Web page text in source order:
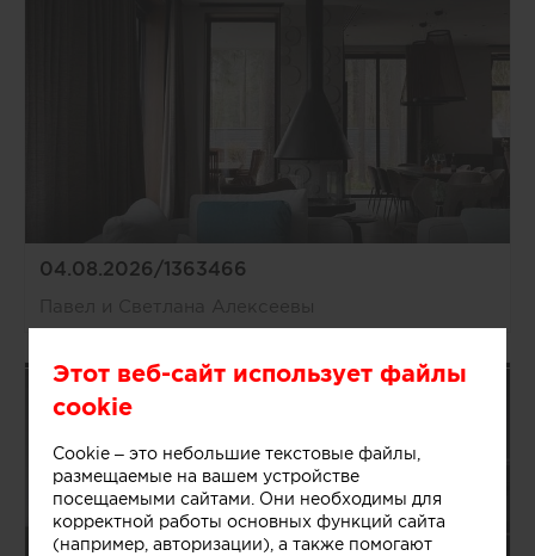
04.08.2026/1363466
Этот веб-сайт использует файлы
cookie
Cookie – это небольшие текстовые файлы,
размещаемые на вашем устройстве
посещаемыми сайтами. Они необходимы для
корректной работы основных функций сайта
(например, авторизации), а также помогают